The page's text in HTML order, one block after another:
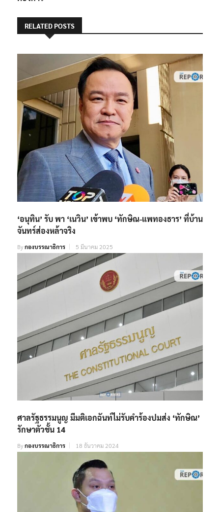
RELATED POSTS
‘อนุทิน’ รับ พา ‘เนวิน’ เข้าพบ ‘ทักษิณ-แพทองธาร’ ที่บ้าน
จันทร์ส่องหล้าจริง
Byกองบรรณาธิการ 5 มีนาคม 2025
ศาลรัฐธรรมนูญ มีมติเอกฉันท์ไม่รับคำร้องปมส่ง ‘ทักษิณ’
รักษาตัวชั้น 14
Byกองบรรณาธิการ 18 ธันวาคม 2024